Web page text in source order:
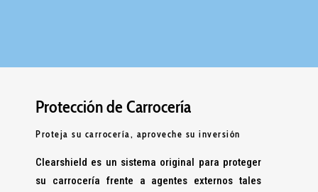
Protección de Carrocería
Proteja su carrocería, aproveche su inversión
Clearshield es un sistema original para proteger
su carrocería frente a agentes externos tales